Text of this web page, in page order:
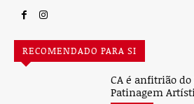
RECOMENDADO PARA SI
CA é anfitrião do
Patinagem